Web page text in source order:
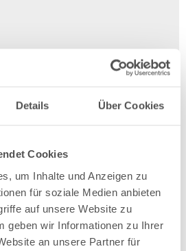
Details Über Cookies
Cookies
um Inhalte und Anzeigen zu
für soziale Medien anbieten
auf unsere Website zu
geben wir Informationen zu Ihrer
an unsere Partner für